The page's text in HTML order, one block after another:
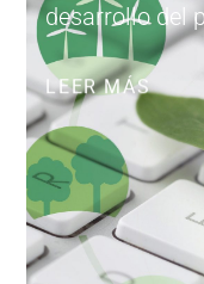
desarrollo del
LEER MÁS